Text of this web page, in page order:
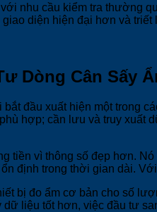
nhu cầu kiểm tra thường
diện hiện đại hơn và
Dòng Cân Sấy
đầu xuất hiện một trong
hợp; cần lưu và truy
tiền vì thông số đẹp hơn.
định trong thời gian dài.
bị đo ẩm cơ bản cho số
liệu tốt hơn, việc đầu tư